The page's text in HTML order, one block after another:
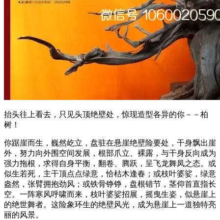
抬头往上看去，只见头顶绝壁处，惊现造型各异的你－－柏
树！
你踞崖而生，巍然屹立，盘驻在悬崖绝壁险要处，干身飘出崖
外，努力向外围空间发展，根部爪立、裸露，与干身反向成为
强力拖根，求得自身平衡，翻卷、腾跃，呈飞龙舞凤之态。或
似生若死，主干顶点点绿意，恰枯木逢春；或枝叶婆娑，绿意
盎然，张臂拥抱劲风；或铁骨铮铮，盘根错节，茎仰首直指长
空。一阵寒风呼啸而来，枝叶婆娑招展，摇曳生姿，似悬崖上
的绝世舞者。这险象环生的绝壁风光，成为悬崖上一道独特亮
丽的风景。